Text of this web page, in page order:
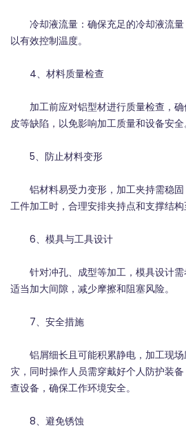
冷却液流量：确保充足的冷却液流量
以有效控制温度。
4、材料质量检查
加工前应对铝型材进行质量检查，确
皮等缺陷，以免影响加工质量和设备安全
5、防止材料变形
铝材料易受力变形，加工夹持需稳固
工件加工时，合理安排夹持点和支撑结构
6、模具与工具设计
针对冲孔、成型等加工，模具设计需
适当加大间隙，减少摩擦和阻塞风险。
7、安全措施
铝屑细长且可能积累静电，加工现场
灾，同时操作人员需穿戴好个人防护装
查设备，确保工作环境安全。
8、避免锈蚀